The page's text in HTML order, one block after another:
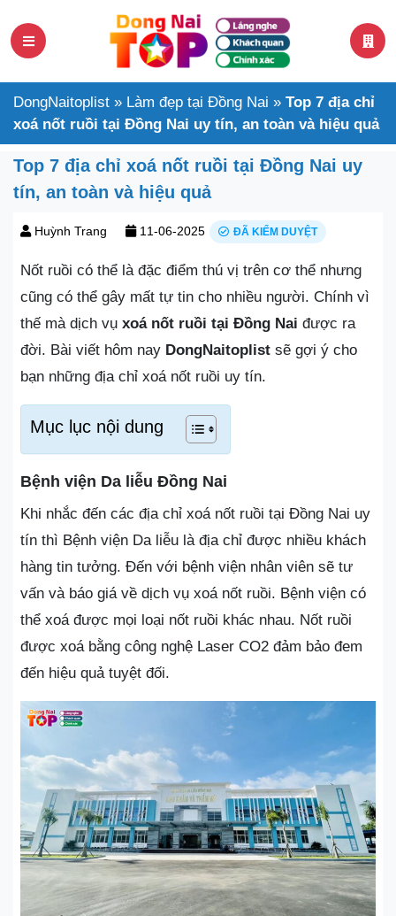
DongNaitoplist » Làm đẹp tại Đồng Nai » Top 7 địa chỉ
xoá nốt ruồi tại Đồng Nai uy tín, an toàn và hiệu quả
Top 7 địa chỉ xoá nốt ruồi tại Đồng Nai uy
tín, an toàn và hiệu quả
Huỳnh Trang 11-06-2025 ĐÃ KIỂM DUYỆT
Nốt ruồi có thể là đặc điểm thú vị trên cơ thể nhưng
cũng có thể gây mất tự tin cho nhiều người. Chính vì
thế mà dịch vụ xoá nốt ruồi tại Đồng Nai được ra
đời. Bài viết hôm nay DongNaitoplist sẽ gợi ý cho
bạn những địa chỉ xoá nốt ruồi uy tín.
Mục lục nội dung
Bệnh viện Da liễu Đồng Nai
Khi nhắc đến các địa chỉ xoá nốt ruồi tại Đồng Nai uy
tín thì Bệnh viện Da liễu là địa chỉ được nhiều khách
hàng tin tưởng. Đến với bệnh viện nhân viên sẽ tư
vấn và báo giá về dịch vụ xoá nốt ruồi. Bệnh viện có
thể xoá được mọi loại nốt ruồi khác nhau. Nốt ruồi
được xoá bằng công nghệ Laser CO2 đảm bảo đem
đến hiệu quả tuyệt đối.